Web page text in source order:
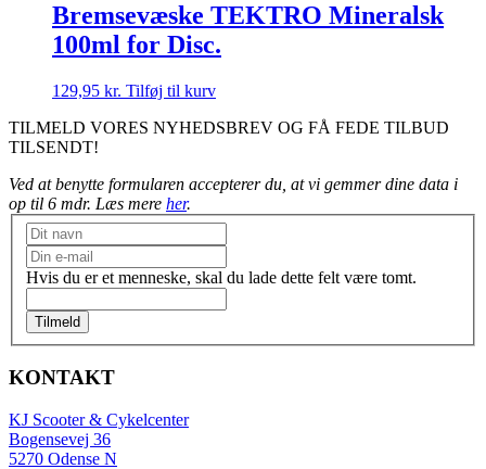
Bremsevæske TEKTRO Mineralsk
100ml for Disc.
129,95 kr. Tilføj til kurv
TILMELD VORES NYHEDSBREV OG FÅ FEDE TILBUD
TILSENDT!
Ved at benytte formularen accepterer du, at vi gemmer dine data i
op til 6 mdr. Læs mere her.
Nyhedsbrev
Hvis du er et menneske, skal du lade dette felt være tomt.
Tilmeld
KONTAKT
KJ Scooter & Cykelcenter
Bogensevej 36
5270 Odense N